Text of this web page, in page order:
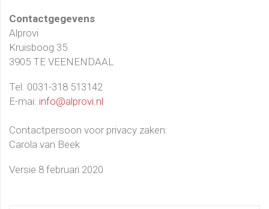
Contactgegevens
Alprovi
Kruisboog 35
3905 TE VEENENDAAL
Tel. 0031-318 513142
E-mai: info@alprovi.nl
Contactpersoon voor privacy zaken:
Carola van Beek
Versie 8 februari 2020